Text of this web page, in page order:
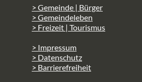
> Gemeinde | Bürger
> Gemeindeleben
> Freizeit | Tourismus
> Impressum
> Datenschutz
> Barrierefreiheit